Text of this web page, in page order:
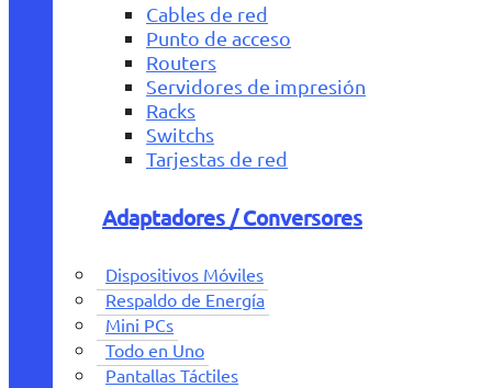
Cables de red
Punto de acceso
Routers
Servidores de impresión
Racks
Switchs
Tarjestas de red
Adaptadores / Conversores
Dispositivos Móviles
Respaldo de Energía
Mini PCs
Todo en Uno
Pantallas Táctiles